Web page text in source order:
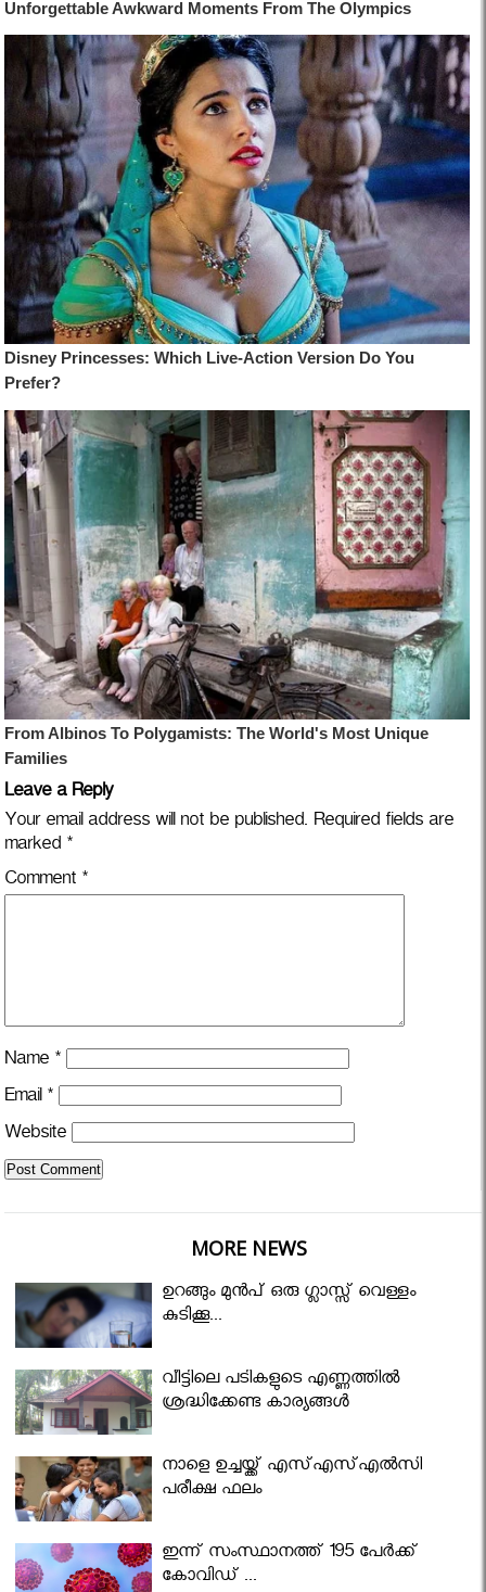
Leave a Reply
Your email address will not be published. Required fields are
marked *
Comment *
Name *
Email *
Website
MORE NEWS
ഉറങ്ങും മുന്‍പ് ഒരു ഗ്ലാസ്സ് വെള്ളം
കുടിക്കൂ...
വീട്ടിലെ പടികളുടെ എണ്ണത്തിൽ
ശ്രദ്ധിക്കേണ്ട കാര്യങ്ങൾ
നാളെ ഉച്ചയ്ക്ക് എസ്എസ്എല്‍സി
പരീക്ഷ ഫലം
ഇന്ന് സംസ്ഥാനത്ത് 195 പേര്‍ക്ക്
കോവിഡ് ...